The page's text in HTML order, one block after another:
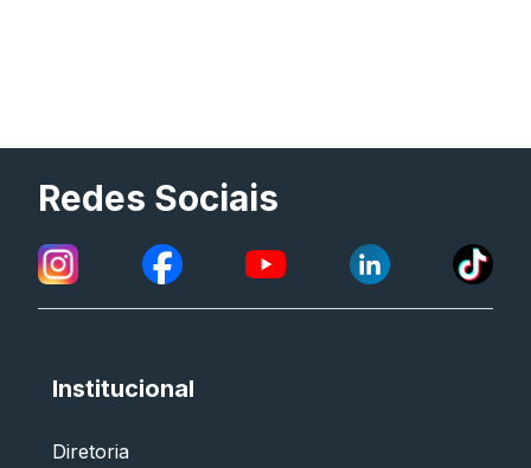
Redes Sociais
Institucional
Diretoria